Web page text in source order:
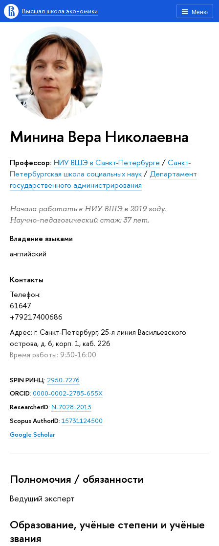
Меню
Высшая школа экономики
Минина Вера Николаевна
Профессор: НИУ ВШЭ в Санкт-Петербурге /Санкт-
Петербургская школа социальных наук/Департамент
государственного администрирования
Начала работать в НИУ ВШЭ в 2019 году.
Научно-педагогический стаж: 37 лет.
Владение языками
английский
Контакты
Телефон:
61647
+79217400686
Адрес: г. Санкт-Петербург, 25-я линия Васильевского
острова, д. 6, корп. 1, каб. 226
Время работы: 9:30-16:00
SPIN РИНЦ: 2950-7276
ORCID: 0000-0002-2785-655X
ResearcherID: N-7028-2013
Scopus AuthorID: 15731124500
Google Scholar
Полномочия / обязанности
Ведущий эксперт
Oбразование, учёные степени и учёные
звания